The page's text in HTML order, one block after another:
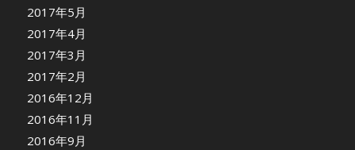
2017年5月
2017年4月
2017年3月
2017年2月
2016年12月
2016年11月
2016年9月